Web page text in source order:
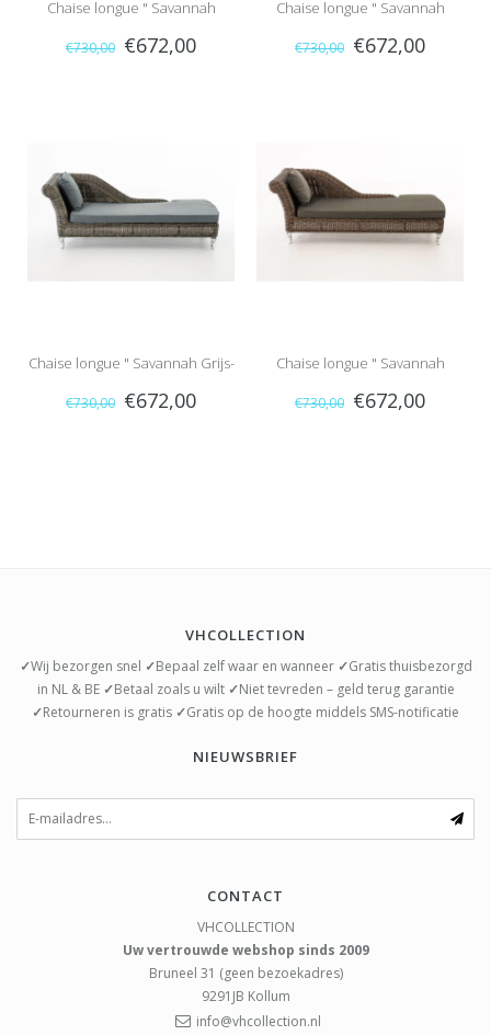
Chaise longue " Savannah
Naturel-Antraciet "
€730,00 €672,00
Chaise longue " Savannah
Zwart-Bruin "
€730,00 €672,00
Chaise longue " Savannah Grijs-
Grijs "
€730,00 €672,00
Chaise longue " Savannah
Bruin-Antraciet "
€730,00 €672,00
VHCOLLECTION
✓Wij bezorgen snel ✓Bepaal zelf waar en wanneer ✓Gratis thuisbezorgd
in NL & BE ✓Betaal zoals u wilt ✓Niet tevreden – geld terug garantie
✓Retourneren is gratis ✓Gratis op de hoogte middels SMS-notificatie
NIEUWSBRIEF
CONTACT
VHCOLLECTION
Uw vertrouwde webshop sinds 2009
Bruneel 31 (geen bezoekadres)
9291JB Kollum
info@vhcollection.nl